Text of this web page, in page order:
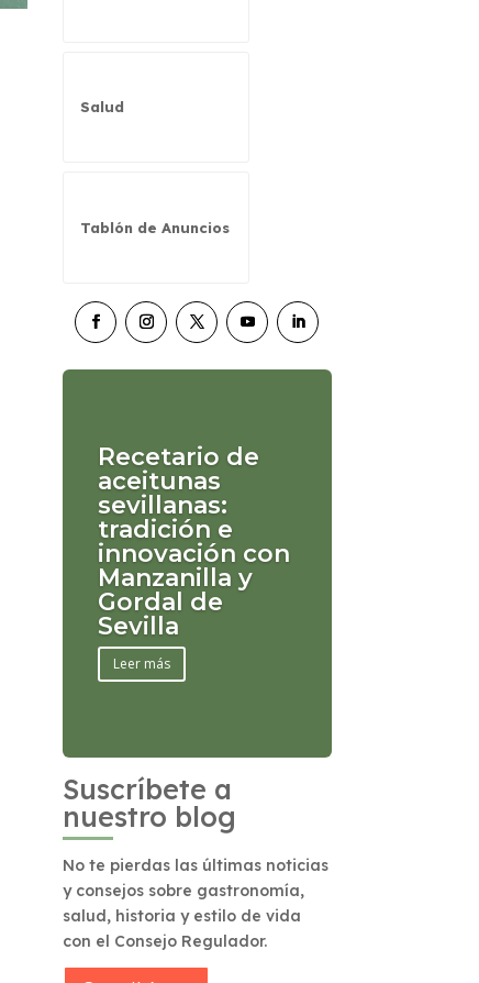
Salud
Tablón de Anuncios
Recetario de
aceitunas
sevillanas:
tradición e
innovación con
Manzanilla y
Gordal de
Sevilla
Leer más
Suscríbete a
nuestro blog
No te pierdas las últimas noticias
y consejos sobre gastronomía,
salud, historia y estilo de vida
con el Consejo Regulador.